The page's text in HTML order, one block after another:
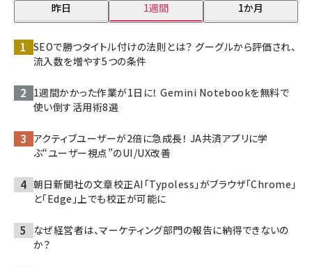
昨日 1週間 1か月
SEOで勝つタイトル付けの法則とは？ グーグルから評価され、
流入数を増やす5つの条件
1週間かかった作業が1日に！ Gemini Notebookを無料で
使い倒す活用術8選
アクティブユーザーが2倍に急成長！ JA共済アプリに学
ぶ“ユーザー視点”のUI/UX改善
朝日新聞社の文章校正AI「Typoless」がブラウザ「Chrome」
と「Edge」上でも校正が可能に
なぜ経営者は、マーケティング部門の報告に納得できないの
か？